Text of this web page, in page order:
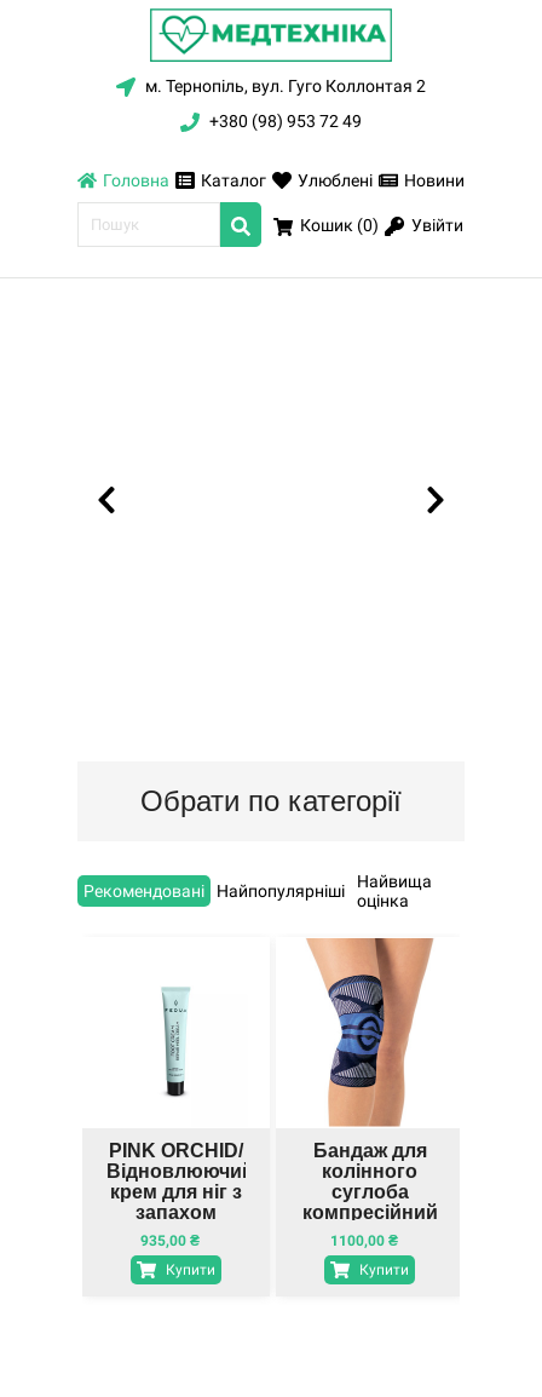
м. Тернопіль, вул. Гуго Коллонтая 2
+380 (98) 953 72 49
Головна Каталог Улюблені Новини
Кошик (0) Увійти
Обрати по категорії
Рекомендовані Найпопулярніші
Найвища
оцінка
PINK ORCHID/
Відновлюючий
крем для ніг з
запахом
орхідеї
935,00 ₴
Купити
Бандаж для
колінного
суглоба
компресійний
з силіконовим
кільцем
Toros-Group,
1100,00₴
Купити